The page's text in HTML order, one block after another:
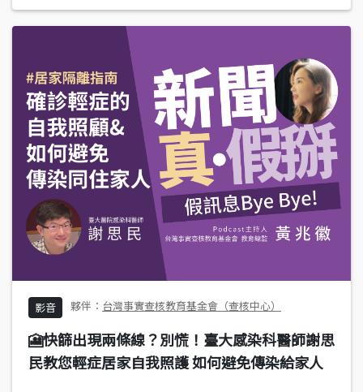
影音 台灣事實查核教育基金會（查核中心）
🎦快篩出現兩條線？別慌！臺大感染科醫師謝思
民教您輕症居家自我照護 如何避免傳染給家人